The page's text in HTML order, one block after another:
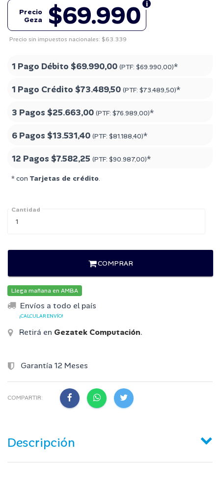
$69.990
Precio
Geza
Precio sin impuestos nacionales: $63.339
1 Pago Débito $69.990,00 (PTF: $69.990,00)*
1 Pago Crédito $73.489,50 (PTF: $73.489,50)*
3 Pagos $25.663,00 (PTF: $76.989,00)*
6 Pagos $13.531,40 (PTF: $81.188,40)*
12 Pagos $7.582,25 (PTF: $90.987,00)*
* con Tarjetas de crédito.
Cantidad
COMPRAR
Llega mañana en AMBA
Envíos a todo el país
¡CALCULAR ENVÍO!
Retirá en Gezatek Computación.
Garantía 12 Meses
COMPARTIR:
Descripción